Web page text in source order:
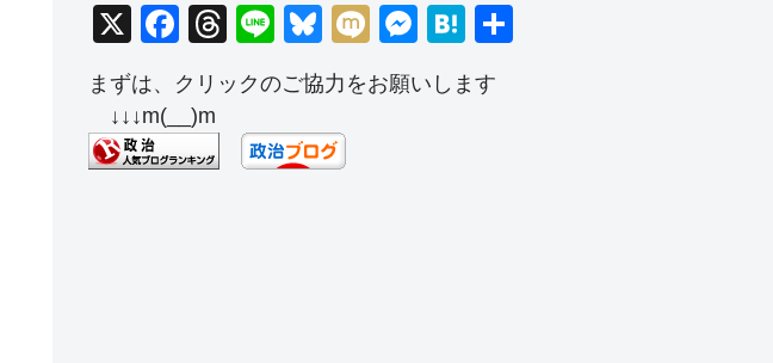
X
F
c
e
b
T
e
a
d
Li
e
Bl
u
e
sk
y
M
M
ss
H
e
まずは、クリックのご協力をお願いします
↓↓↓m(__)m